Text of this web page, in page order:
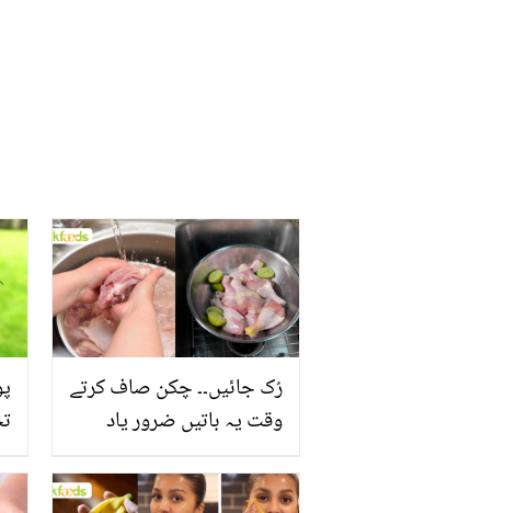
رُک جائیں۔۔ چکن صاف کرتے
وقت یہ باتیں ضرور یاد